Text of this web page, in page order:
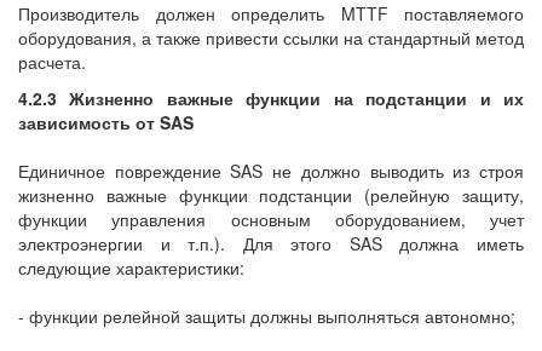
Производитель должен определить MTTF поставляемого
оборудования, а также привести ссылки на стандартный метод
расчета.
4.2.3 Жизненно важные функции на подстанции и их
зависимость от SAS
Единичное повреждение SAS не должно выводить из строя
жизненно важные функции подстанции (релейную защиту,
функции управления основным оборудованием, учет
электроэнергии и т.п.). Для этого SAS должна иметь
следующие характеристики:
- функции релейной защиты должны выполняться автономно;